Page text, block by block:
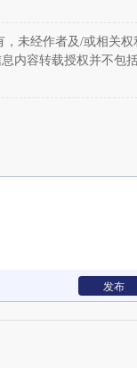
未经作者及/或相关权
内容转载授权并不包
发布